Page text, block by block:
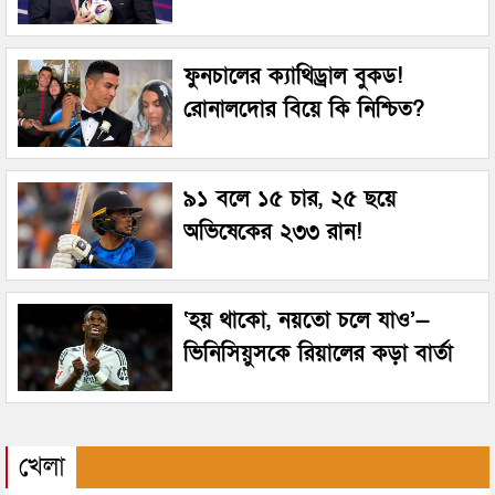
ফুনচালের ক্যাথিড্রাল বুকড!
রোনালদোর বিয়ে কি নিশ্চিত?
৯১ বলে ১৫ চার, ২৫ ছয়ে
অভিষেকের ২৩৩ রান!
‘হয় থাকো, নয়তো চলে যাও’—
ভিনিসিয়ুসকে রিয়ালের কড়া বার্তা
খেলা